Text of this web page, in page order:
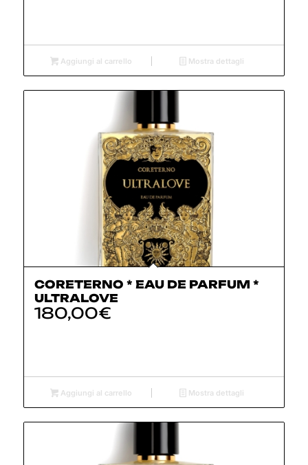
Aggiungi al carrello Mostra dettagli
CORETERNO * EAU DE PARFUM *
ULTRALOVE
180,00€
Aggiungi al carrello Mostra dettagli